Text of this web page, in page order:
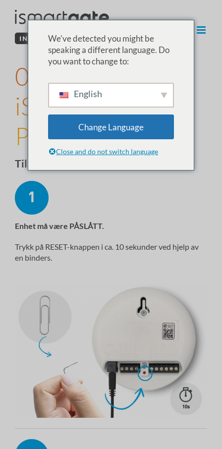
innhold
02. Tilbakestill
iSG
PRO/Lite/Mini
Tilbakestill ismartgate-enhet
Enhet måvære PÅSLÅTT.
Trykk på RESET-knappen i ca. 10 sekunder ved hjelp av
en binders.
We've detected you might be
speaking a different language. Do
you want to change to:
English
Change Language
Close and do not switch language